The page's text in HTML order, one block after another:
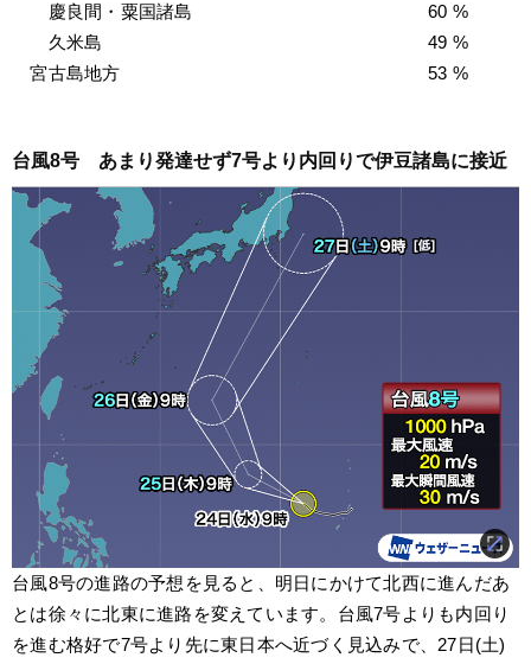
慶良間・粟国諸島　　　　　　　　　　　　　60 %
久米島　　　　　　　　　　　　　　　　　　49 %
宮古島地方　　　　　　　　　　　　　　　　　53 %
台風8号　あまり発達せず7号より内回りで伊豆諸島に接近
台風8号の進路の予想を見ると、明日にかけて北西に進んだあ
とは徐々に北東に進路を変えています。台風7号よりも内回り
を進む格好で7号より先に東日本へ近づく見込みで、27日(土)